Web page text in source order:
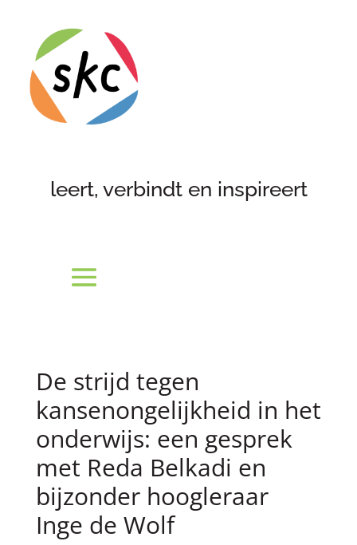
leert, verbindt en inspireert
De strijd tegen
kansenongelijkheid in het
onderwijs: een gesprek
met Reda Belkadi en
bijzonder hoogleraar
Inge de Wolf